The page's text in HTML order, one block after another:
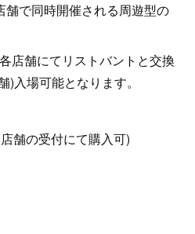
で同時開催される周遊型の
店舗にてリストバントと交換
)入場可能となります。
の受付にて購入可)